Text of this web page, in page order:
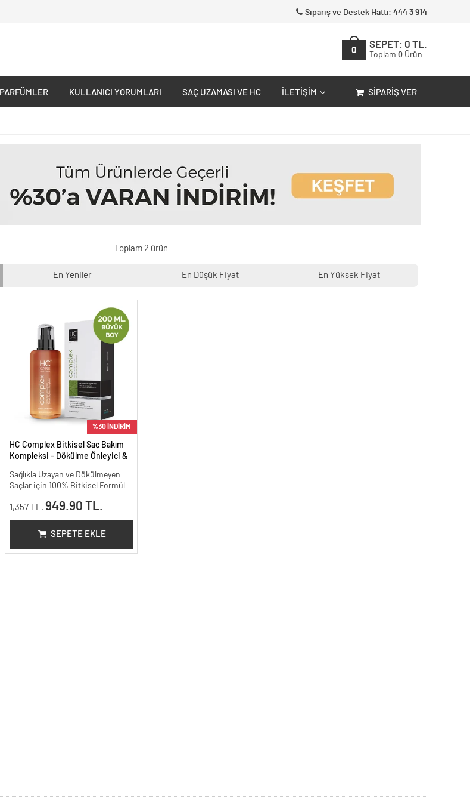
Sipariş ve Destek Hattı: 444 3 914
0
SEPET: 0 TL.
Toplam 0 Ürün
PARFÜMLER KULLANICI YORUMLARI SAÇ UZAMASI VE HC İLETIŞIM SIPARIŞ VER
Toplam 2 ürün
En Yeniler En Düşük Fiyat En Yüksek Fiyat
%30 İNDİRİM
HC Complex Bitkisel Saç Bakım
Kompleksi - Dökülme Önleyici &
200 ml.
Sağlıkla Uzayan ve Dökülmeyen
Saçlar için 100% Bitkisel Formül
1,357 TL. 949.90 TL.
SEPETE EKLE